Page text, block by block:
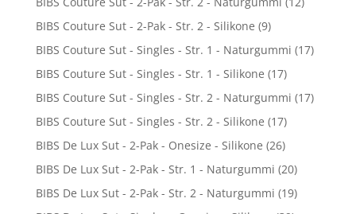
BIBS Couture Sut - 2-Pak - Str. 2 - Silikone (9)
BIBS Couture Sut - Singles - Str. 1 - Naturgummi (17)
BIBS Couture Sut - Singles - Str. 1 - Silikone (17)
BIBS Couture Sut - Singles - Str. 2 - Naturgummi (17)
BIBS Couture Sut - Singles - Str. 2 - Silikone (17)
BIBS De Lux Sut - 2-Pak - Onesize - Silikone (26)
BIBS De Lux Sut - 2-Pak - Str. 1 - Naturgummi (20)
BIBS De Lux Sut - 2-Pak - Str. 2 - Naturgummi (19)